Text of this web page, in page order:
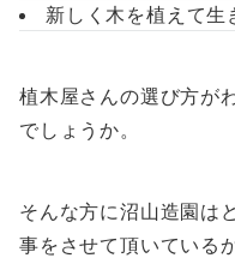
新しく木を植えて生
植木屋さんの選び方が
でしょうか。
そんな方に沼山造園は
事をさせて頂いている